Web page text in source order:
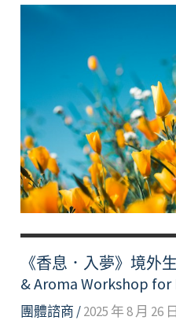
起
支
撐
不
孤
單
—
境
外
生
《香息．入夢》境外
& Aroma Workshop
團體諮商 /2025 年 8 月 26 日